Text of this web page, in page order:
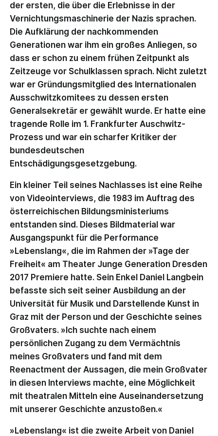
der ersten, die über die Erlebnisse in der
Vernichtungsmaschinerie der Nazis sprachen.
Die Aufklärung der nachkommenden
Generationen war ihm ein großes Anliegen, so
dass er schon zu einem frühen Zeitpunkt als
Zeitzeuge vor Schulklassen sprach. Nicht zuletzt
war er Gründungsmitglied des Internationalen
Ausschwitzkomitees zu dessen ersten
Generalsekretär er gewählt wurde. Er hatte eine
tragende Rolle im 1. Frankfurter Auschwitz-
Prozess und war ein scharfer Kritiker der
bundesdeutschen
Entschädigungsgesetzgebung.
Ein kleiner Teil seines Nachlasses ist eine Reihe
von Videointerviews, die 1983 im Auftrag des
österreichischen Bildungsministeriums
entstanden sind. Dieses Bildmaterial war
Ausgangspunkt für die Performance
»Lebenslang«, die im Rahmen der »Tage der
Freiheit« am Theater Junge Generation Dresden
2017 Premiere hatte. Sein Enkel Daniel Langbein
befasste sich seit seiner Ausbildung an der
Universität für Musik und Darstellende Kunst in
Graz mit der Person und der Geschichte seines
Großvaters. »Ich suchte nach einem
persönlichen Zugang zu dem Vermächtnis
meines Großvaters und fand mit dem
Reenactment der Aussagen, die mein Großvater
in diesen Interviews machte, eine Möglichkeit
mit theatralen Mitteln eine Auseinandersetzung
mit unserer Geschichte anzustoßen.«
»Lebenslang« ist die zweite Arbeit von Daniel